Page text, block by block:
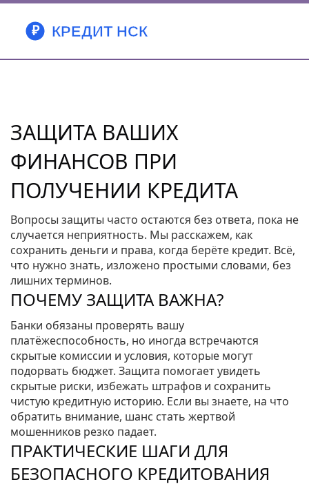
ЗАЩИТА ВАШИХ
ФИНАНСОВ ПРИ
ПОЛУЧЕНИИ КРЕДИТА
Вопросы защиты часто остаются без ответа, пока не
случается неприятность. Мы расскажем, как
сохранить деньги и права, когда берёте кредит. Всё,
что нужно знать, изложено простыми словами, без
лишних терминов.
ПОЧЕМУ ЗАЩИТА ВАЖНА?
Банки обязаны проверять вашу
платёжеспособность, но иногда встречаются
скрытые комиссии и условия, которые могут
подорвать бюджет. Защита помогает увидеть
скрытые риски, избежать штрафов и сохранить
чистую кредитную историю. Если вы знаете, на что
обратить внимание, шанс стать жертвой
мошенников резко падает.
ПРАКТИЧЕСКИЕ ШАГИ ДЛЯ
БЕЗОПАСНОГО КРЕДИТОВАНИЯ